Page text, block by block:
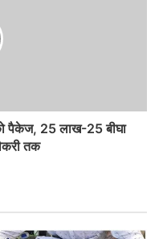
को पैकेज, 25 लाख-25 बीघा
तक